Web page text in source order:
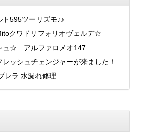
595ツーリズモ♪♪
クワドリフォリオヴェルデ☆
ュ☆ アルファロメオ147
ッシュチェンジャーが来ました！
レラ 水漏れ修理